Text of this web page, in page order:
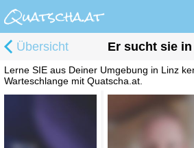
Übersicht Er sucht sie
Lerne SIE aus Deiner Umgebung in Linz
Warteschlange mit Quatscha.at.